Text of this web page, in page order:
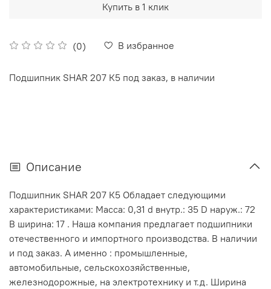
(0) В избранное
Купить в 1 клик
Подшипник SHAR 207 К5 под заказ, в наличии
Описание
Подшипник SHAR 207 К5 Обладает следующими
характеристиками: Масса: 0,31 d внутр.: 35 D наруж.: 72
В ширина: 17 . Наша компания предлагает подшипники
отечественного и импортного производства. В наличии
и под заказ. А именно : промышленные,
автомобильные, сельскохозяйственные,
железнодорожные, на электротехнику и т.д. Ширина